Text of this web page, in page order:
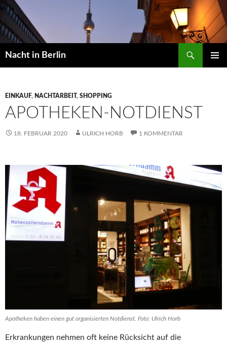
Zum
Inhalt
springen
Nacht in Berlin
EINKAUF, NACHTARBEIT, SHOPPING
APOTHEKEN-NOTDIENST
18. FEBRUAR 2020 ULRICH HORB 1 KOMMENTAR
Apotheken haben einen gut organisierten Notdienst. Foto: Ulrich Horb
Erkrankungen nehmen oft keine Rücksicht auf die